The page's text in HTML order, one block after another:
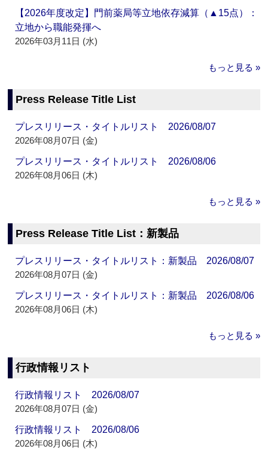
【2026年度改定】門前薬局等立地依存減算（▲15点）：
立地から職能発揮へ
2026年03月11日 (水)
もっと見る »
Press Release Title List
プレスリリース・タイトルリスト 2026/08/07
2026年08月07日 (金)
プレスリリース・タイトルリスト 2026/08/06
2026年08月06日 (木)
もっと見る »
Press Release Title List：新製品
プレスリリース・タイトルリスト：新製品 2026/08/07
2026年08月07日 (金)
プレスリリース・タイトルリスト：新製品 2026/08/06
2026年08月06日 (木)
もっと見る »
行政情報リスト
行政情報リスト 2026/08/07
2026年08月07日 (金)
行政情報リスト 2026/08/06
2026年08月06日 (木)